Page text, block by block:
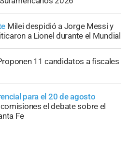
Milei despidió a Jorge Messi y
a Lionel durante el Mundial
11 candidatos a fiscales
para el 20 de agosto
el debate sobre el
Fe